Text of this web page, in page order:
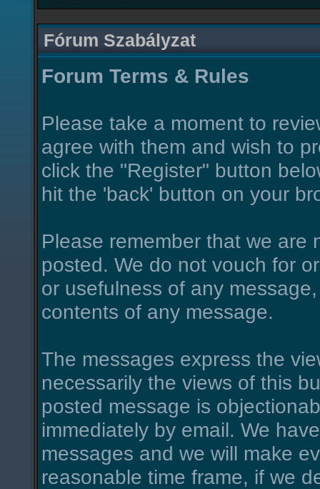
Fórum Szabályzat
Forum Terms & Rules
Please take a moment to
agree with them and wish to
click the "Register" button
hit the 'back' button on your
Please remember that we are
posted. We do not vouch for
or usefulness of any
contents of any message.
The messages express the
necessarily the views of this
posted message is
immediately by email. We
messages and we will make
reasonable time frame, if we